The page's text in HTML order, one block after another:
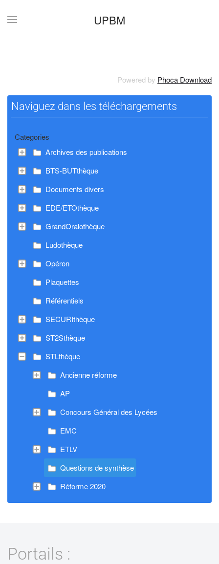
Accéder au contenu principalUPBM
Powered by Phoca Download
Naviguez dans les téléchargements
Categories
Archives des publications
BTS-BUTthèque
Documents divers
EDE/ETOthèque
GrandOralothèque
Ludothèque
Opéron
Plaquettes
Référentiels
SECURIthèque
ST2Sthèque
STLthèque
Ancienne réforme
AP
Concours Général des Lycées
EMC
ETLV
Questions de synthèse
Réforme 2020
Portails :